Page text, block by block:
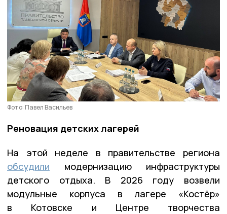
Фото: Павел Васильев
Реновация детских лагерей
На этой неделе в правительстве региона
обсудили модернизацию инфраструктуры
детского отдыха. В 2026 году возвели
модульные корпуса в лагере «Костёр»
в Котовске и Центре творчества